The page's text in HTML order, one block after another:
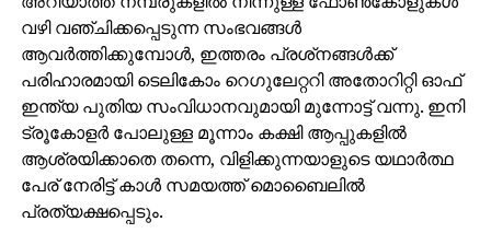
വഴി വഞ്ചിക്കപ്പെടുന്ന സംഭവങ്ങള്‍
ആവര്‍ത്തിക്കുമ്പോള്‍, ഇത്തരം പ്രശ്‌നങ്ങള്‍ക്ക്
പരിഹാരമായി ടെലികോം റെഗുലേറ്ററി അതോറിറ്റി ഓഫ്
ഇന്ത്യ പുതിയ സംവിധാനവുമായി മുന്നോട്ട് വന്നു. ഇനി
ട്രൂകോളര്‍ പോലുള്ള മൂന്നാം കക്ഷി ആപ്പുകളില്‍
ആശ്രയിക്കാതെ തന്നെ, വിളിക്കുന്നയാളുടെ യഥാര്‍ത്ഥ
പേര് നേരിട്ട് കാള്‍ സമയത്ത് മൊബൈലില്‍
പ്രത്യക്ഷപ്പെടും.